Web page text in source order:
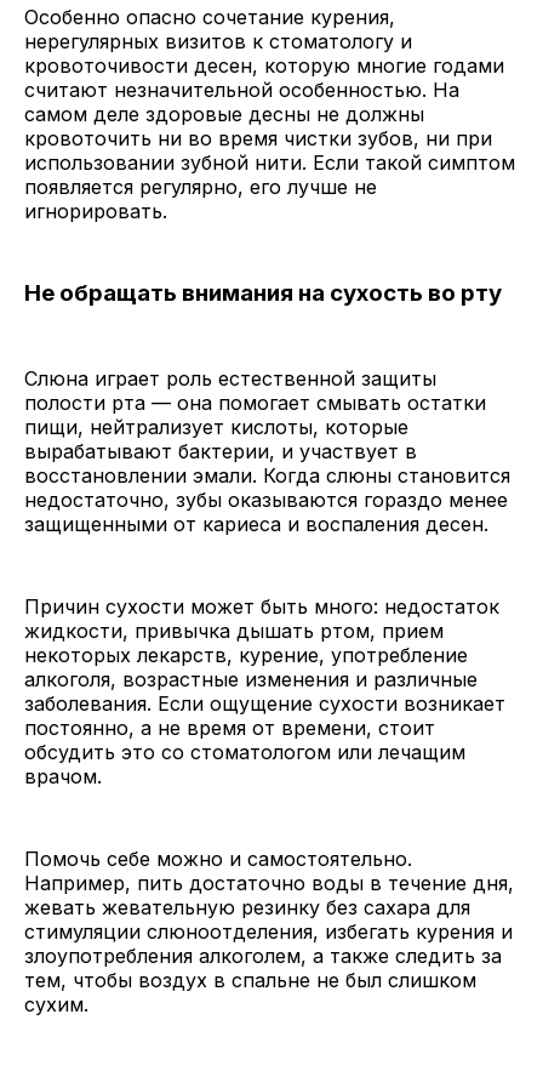
Особенно опасно сочетание курения,
нерегулярных визитов к стоматологу и
кровоточивости десен, которую многие годами
считают незначительной особенностью. На
самом деле здоровые десны не должны
кровоточить ни во время чистки зубов, ни при
использовании зубной нити. Если такой симптом
появляется регулярно, его лучше не
игнорировать.
Не обращать внимания на сухость во рту
Слюна играет роль естественной защиты
полости рта — она помогает смывать остатки
пищи, нейтрализует кислоты, которые
вырабатывают бактерии, и участвует в
восстановлении эмали. Когда слюны становится
недостаточно, зубы оказываются гораздо менее
защищенными от кариеса и воспаления десен.
Причин сухости может быть много: недостаток
жидкости, привычка дышать ртом, прием
некоторых лекарств, курение, употребление
алкоголя, возрастные изменения и различные
заболевания. Если ощущение сухости возникает
постоянно, а не время от времени, стоит
обсудить это со стоматологом или лечащим
врачом.
Помочь себе можно и самостоятельно.
Например, пить достаточно воды в течение дня,
жевать жевательную резинку без сахара для
стимуляции слюноотделения, избегать курения и
злоупотребления алкоголем, а также следить за
тем, чтобы воздух в спальне не был слишком
сухим.